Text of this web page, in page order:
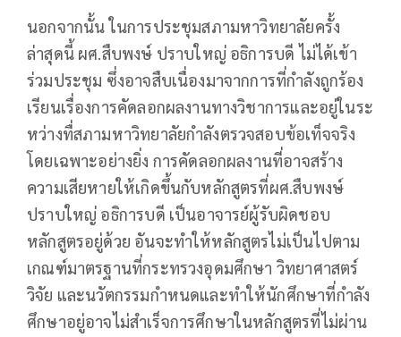
นอกจากนั้น ในการประชุมสภามหาวิทยาลัยครั้ง
ล่าสุดนี้ ผศ.สืบพงษ์ ปราบใหญ่ อธิการบดี ไม่ได้เข้า
ร่วมประชุม ซึ่งอาจสืบเนื่องมาจากการที่กำลังถูกร้อง
เรียนเรื่องการคัดลอกผลงานทางวิชาการและอยู่ในระ
หว่างทื่สภามหาวิทยาลัยกำลังตรวจสอบข้อเท็จจริง
โดยเฉพาะอย่างยิ่ง การคัดลอกผลงานที่อาจสร้าง
ความเสียหายให้เกิดขึ้นกับหลักสูตรที่ผศ.สืบพงษ์
ปราบใหญ่ อธิการบดี เป็นอาจารย์ผู้รับผิดชอบ
หลักสูตรอยู่ด้วย อันจะทำให้หลักสูตรไม่เป็นไปตาม
เกณฑ์มาตรฐานที่กระทรวงอุดมศึกษา วิทยาศาสตร์
วิจัย และนวัตกรรมกำหนดและทำให้นักศึกษาที่กำลัง
ศึกษาอยู่อาจไม่สำเร็จการศึกษาในหลักสูตรที่ไม่ผ่าน